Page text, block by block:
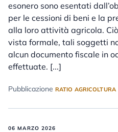
esonero sono esentati
per le cessioni di beni e la
alla loro attività agricola.
vista formale, tali soggetti
alcun documento fiscale in
effettuate. [...]
Pubblicazione RATIO AGRICOLTURA
06 MARZO 2026